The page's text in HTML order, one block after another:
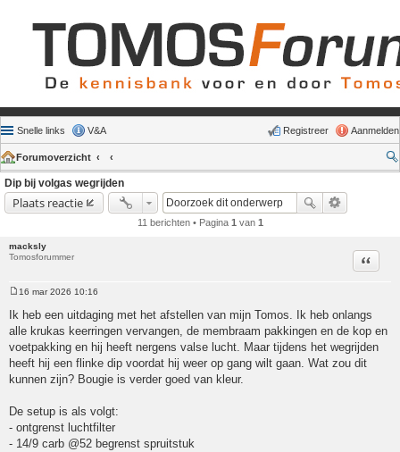
Snelle links V&A Aanmelden
Registreer
Forumoverzicht
Dip bij volgas wegrijden
Plaats reactie
11 berichten • Pagina 1 van 1
macksly
Tomosforummer
Citeer
16 mar 2026 10:16
Ik heb een uitdaging met het afstellen van mijn Tomos. Ik heb onlangs
alle krukas keerringen vervangen, de membraam pakkingen en de kop en
voetpakking en hij heeft nergens valse lucht. Maar tijdens het wegrijden
heeft hij een flinke dip voordat hij weer op gang wilt gaan. Wat zou dit
kunnen zijn? Bougie is verder goed van kleur.
De setup is als volgt:
- ontgrenst luchtfilter
- 14/9 carb @52 begrenst spruitstuk